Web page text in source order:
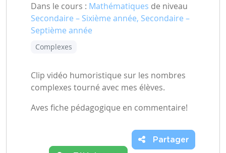
Dans le cours : Mathématiques de niveau
Secondaire – Sixième année, Secondaire –
Septième année
Complexes
Clip vidéo humoristique sur les nombres
complexes tourné avec mes élèves.
Aves fiche pédagogique en commentaire!
Partager